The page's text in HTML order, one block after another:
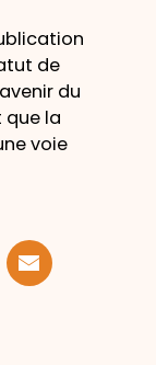
de
du
que la
voie